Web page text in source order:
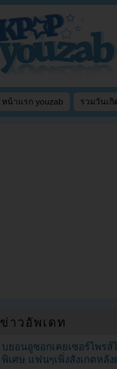
หน้าแรก youzab รวมวันเ
ข่าวอัพเดท
บยอนอูซอกเคยเซอร์ไพรส์
พิเศษ แฟนๆเพิ่งสังเกตหลั